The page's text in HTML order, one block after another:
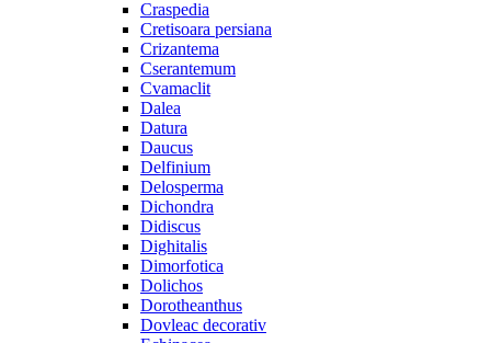
Craspedia
Cretisoara persiana
Crizantema
Cserantemum
Cvamaclit
Dalea
Datura
Daucus
Delfinium
Delosperma
Dichondra
Didiscus
Dighitalis
Dimorfotica
Dolichos
Dorotheanthus
Dovleac decorativ